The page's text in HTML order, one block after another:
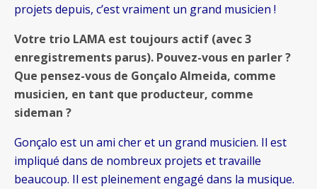
projets depuis, c’est vraiment un grand musicien !
Votre trio LAMA est toujours actif (avec 3
enregistrements parus). Pouvez-vous en parler ?
Que pensez-vous de Gonçalo Almeida, comme
musicien, en tant que producteur, comme
sideman ?
Gonçalo est un ami cher et un grand musicien. Il est
impliqué dans de nombreux projets et travaille
beaucoup. Il est pleinement engagé dans la musique.